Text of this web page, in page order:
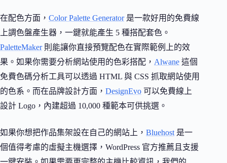
在配色方面， Color Palette Generator是一款好用的免費線
上調色盤產生器，一鍵就能產生 5 種搭配套色。
PaletteMaker則能讓你直接預覽配色在實際範例上的效
果。如果你需要分析網站使用的色彩搭配， Alwane 這個
免費色碼分析工具可以透過 HTML 與 CSS 抓取網站使用
的色系。而在品牌設計方面， DesignEvo 可以免費線上
設計 Logo，內建超過 10,000 種範本可供挑選。
如果你想把作品集架設在自己的網站上， Bluehost 是一
個值得考慮的虛擬主機選擇，WordPress 官方推薦且支援